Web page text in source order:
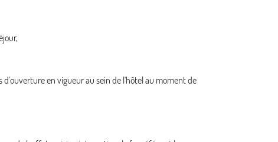
en vigueur au sein de l'hôtel au moment de